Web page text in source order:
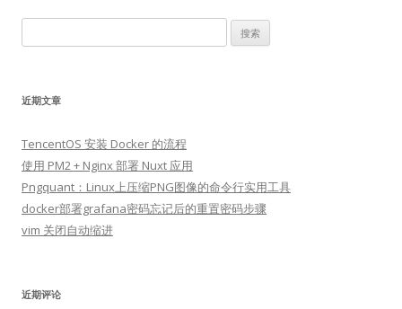
索：
近期文章
TencentOS 安装 Docker 的流程
使用 PM2 + Nginx 部署 Nuxt 应用
Pngquant：Linux上压缩PNG图像的命令行实用工具
docker部署grafana密码忘记后的重置密码步骤
vim 关闭自动缩进
近期评论